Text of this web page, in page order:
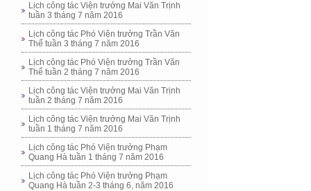
Lịch công tác Viện trưởng Mai Văn Trịnh
tuần 3 tháng 7 năm 2016
Lịch công tác Phó Viện trưởng Trần Văn
Thể tuần 3 tháng 7 năm 2016
Lịch công tác Phó Viện trưởng Trần Văn
Thể tuần 2 tháng 7 năm 2016
Lịch công tác Viện trưởng Mai Văn Trịnh
tuần 2 tháng 7 năm 2016
Lịch công tác Viện trưởng Mai Văn Trịnh
tuần 1 tháng 7 năm 2016
Lịch công tác Phó Viện trưởng Phạm
Quang Hà tuần 1 tháng 7 năm 2016
Lịch công tác Phó Viện trưởng Phạm
Quang Hà tuần 2-3 tháng 6, năm 2016